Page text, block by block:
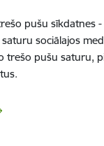
pušu sīkdatnes -
sociālajos
trešo pušu saturu,